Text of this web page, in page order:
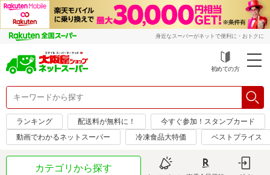
身近なスーパーがネットで便利に・おトクに
初めての方
ランキング 配送料が無料に！
今すぐ参加！スタンプカード
動画でわかるネットスーパー
冷凍食品大特価 ベストプライス
カテゴリから探す